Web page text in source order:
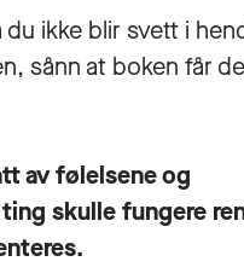
ikke blir svett i
sånn at boken får de
av følelsene og
skulle fungere